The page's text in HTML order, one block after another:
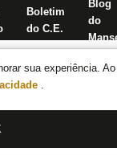
sua experiência.
.
Boletim
do C.E.
Blog
do